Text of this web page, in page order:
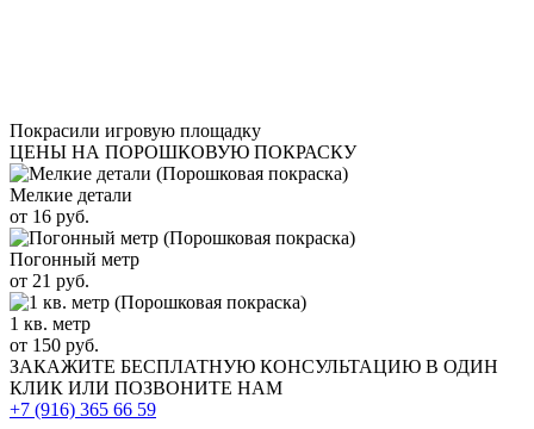
Покрасили игровую площадку
ЦЕНЫ НА ПОРОШКОВУЮ ПОКРАСКУ
Мелкие детали
от 16 руб.
Погонный метр
от 21 руб.
1 кв. метр
от 150 руб.
ЗАКАЖИТЕ БЕСПЛАТНУЮ КОНСУЛЬТАЦИЮ В ОДИН
КЛИК ИЛИ ПОЗВОНИТЕ НАМ
+7 (916) 365 66 59